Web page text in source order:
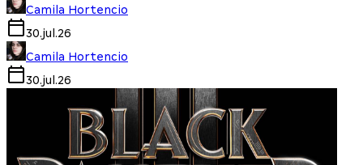
Camila Hortencio
30.jul.26
Camila Hortencio
30.jul.26